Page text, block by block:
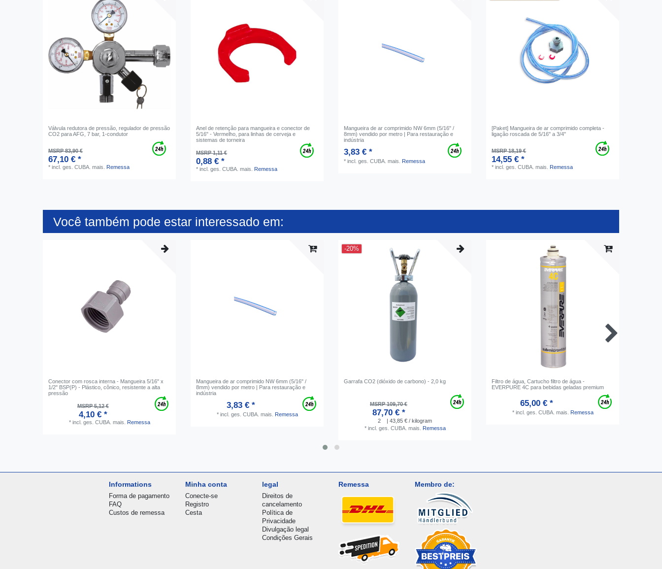
Válvula redutora de pressão, regulador de pressão
CO2 para AFG, 7 bar, 1-condutor
MSRP 83,90 €
67,10 € *
*incl. ges. CUBA. mais. Remessa
Anel de retenção para mangueira e conector de
5/16" - Vermelho, para linhas de cerveja e
sistemas de torneira
MSRP 1,11 €
0,88 € *
*incl. ges. CUBA. mais. Remessa
Mangueira de ar comprimido NW 6mm (5/16" /
8mm) vendido por metro | Para restauração e
indústria
3,83 € *
*incl. ges. CUBA. mais. Remessa
[Paket] Mangueira de ar comprimido completa -
ligação roscada de 5/16" a 3/4"
MSRP 18,19 €
14,55 € *
*incl. ges. CUBA. mais. Remessa
Você também pode estar interessado em:
Conector com rosca interna - Mangueira 5/16" x
1/2" BSP(P) - Plástico, cônico, resistente a alta
pressão
MSRP 5,12 €
4,10 € *
* incl. ges. CUBA. mais. Remessa
Mangueira de ar comprimido NW 6mm (5/16" /
8mm) vendido por metro | Para restauração e
indústria
3,83 € *
* incl. ges. CUBA. mais. Remessa
-20%
Garrafa CO2 (dióxido de carbono) - 2,0 kg
MSRP 109,70 €
87,70 € *
2
| 43,85 € / kilogram
* incl. ges. CUBA. mais. Remessa
Filtro de água, Cartucho filtro de água -
EVERPURE 4C para bebidas geladas premium
65,00 € *
* incl. ges. CUBA. mais. Remessa
Informations
Forma de pagamento
FAQ
Custos de remessa
Minha conta
Conecte-se
Registro
Cesta
legal
Direitos de
cancelamento
Política de
Privacidade
Divulgação legal
Condições Gerais
Remessa Membro de: